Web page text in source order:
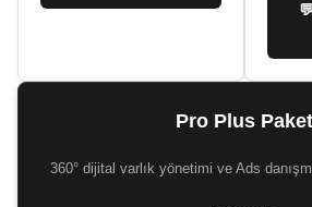
Pro Plus Paket
360° dijital varlık yönetimi ve Ads